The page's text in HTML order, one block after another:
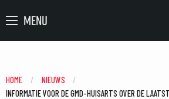
MENU
HOME
NIEUWS
CURRENT:
INFORMATIE VOOR DE GMD-HUISARTS OVER DE